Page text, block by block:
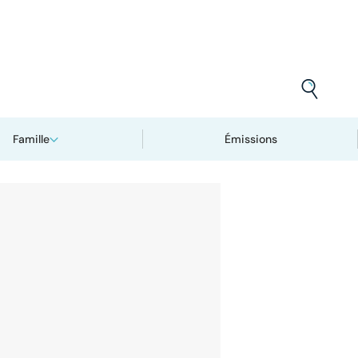
Famille Émissions